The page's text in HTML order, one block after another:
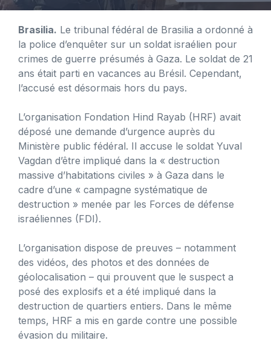
Brasilia. Le tribunal fédéral de Brasilia a ordonné à
la police d’enquêter sur un soldat israélien pour
crimes de guerre présumés à Gaza. Le soldat de 21
ans était parti en vacances au Brésil. Cependant,
l’accusé est désormais hors du pays.
L’organisation Fondation Hind Rayab (HRF) avait
déposé une demande d’urgence auprès du
Ministère public fédéral. Il accuse le soldat Yuval
Vagdan d’être impliqué dans la « destruction
massive d’habitations civiles » à Gaza dans le
cadre d’une « campagne systématique de
destruction » menée par les Forces de défense
israéliennes (FDI).
L’organisation dispose de preuves – notamment
des vidéos, des photos et des données de
géolocalisation – qui prouvent que le suspect a
posé des explosifs et a été impliqué dans la
destruction de quartiers entiers. Dans le même
temps, HRF a mis en garde contre une possible
évasion du militaire.